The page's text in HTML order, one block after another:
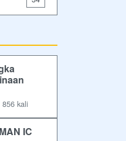
kali
IC